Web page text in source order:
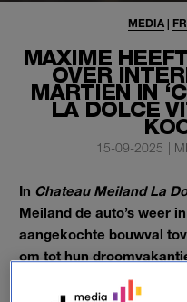
MAXIME
OVER
MARTIEN IN
LA DOLCE
MEDIA|
15-09-2025 |
In Chateau Meiland La
Meiland de auto’s weer
aangekochte bouwval
om tot hun
Vliegen was dit keer geen